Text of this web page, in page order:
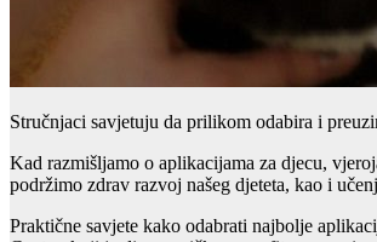
Stručnjaci savjetuju da prilikom odabira i
Kad razmišljamo o aplikacijama za djecu,
podržimo zdrav razvoj našeg djeteta, kao i
Praktične savjete kako odabrati najbolje